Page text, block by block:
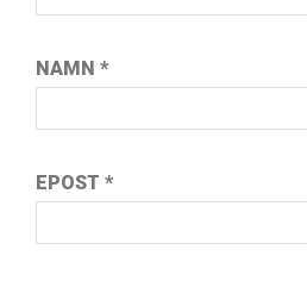
NAMN *
EPOST *